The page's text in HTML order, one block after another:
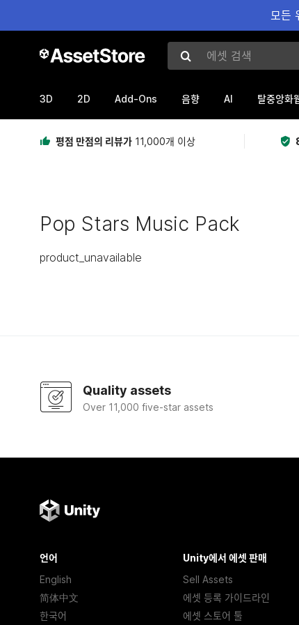
모든
에셋 검색
3D 2D Add-Ons 음향 AI 탈중앙화
평점 만점의 리뷰가 11,000개 이상
Pop Stars Music Pack
product_unavailable
Quality assets
Over 11,000 five-star assets
언어
English
简体中文
한국어
Unity에서 에셋 판매
Sell Assets
에셋 등록 가이드라인
에셋 스토어 툴